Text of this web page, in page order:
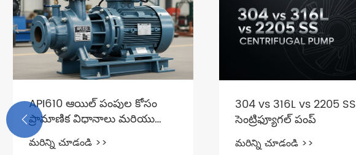
API610 ఆయిల్ పంపుల కోసం
ప్రామాణిక విధానాలు మరియు
ముఖ్య అంశాలు
మరిన్ని చూడండి >>
304 vs 316L vs 2205 SS
సెంట్రిఫ్యూగల్ పంప్
మరిన్ని చూడండి >>
